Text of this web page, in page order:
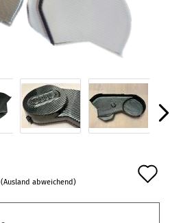
(Ausland abweichend)